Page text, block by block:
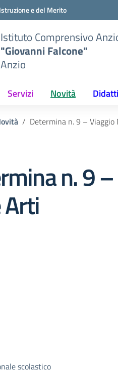
e del Merito
Istituto Comprensivo
"Giovanni Falcone"
Anzio
Servizi Novità
Determina n. 9 –
n. 9
scolastico